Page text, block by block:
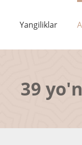
Yangiliklar
39